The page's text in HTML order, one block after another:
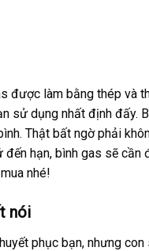
được làm bằng thép và
sử dụng nhất định đấy.
Thật bất ngờ phải
hạn, bình gas sẽ cần
nhé!
nói
phục bạn, nhưng